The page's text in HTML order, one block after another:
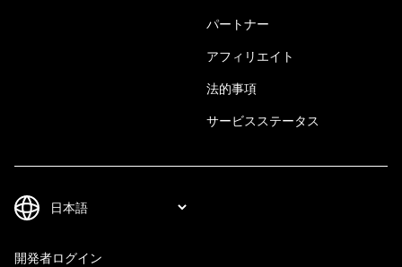
パートナー
アフィリエイト
法的事項
サービスステータス
開発者ログイン